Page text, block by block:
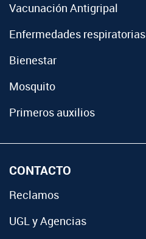
Vacunación Antigripal
Enfermedades respiratorias
Bienestar
Mosquito
Primeros auxilios
CONTACTO
Reclamos
UGL y Agencias